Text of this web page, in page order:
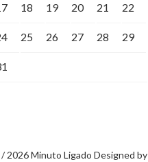
18 19 20 21 22
25 26 27 28 29
2026 Minuto Ligado Designed by